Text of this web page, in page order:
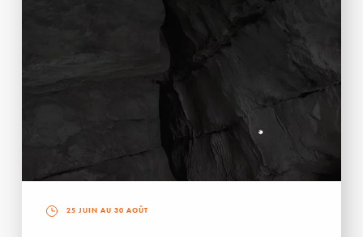
25 JUIN AU 30 AOÛT